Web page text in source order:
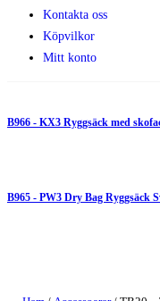
Kontakta oss
Köpvilkor
Mitt konto
B966 - KX3 Ryggsäck med
B965 - PW3 Dry Bag Ryggsäck